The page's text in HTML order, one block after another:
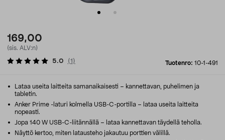
169,00
(sis. ALV:n)
Tuotenro: 10-1-491
5.0 (1 )
Lataa useita laitteita samanaikaisesti – kannettavan, puhelimen ja
tabletin.
Anker Prime -laturi kolmella USB-C-portilla – lataa useita laitteita
nopeasti.
Jopa 140 W USB-C-liitännällä – lataa kannettavan täydellä teholla.
Näyttö kertoo, miten latausteho jakautuu porttien välillä.